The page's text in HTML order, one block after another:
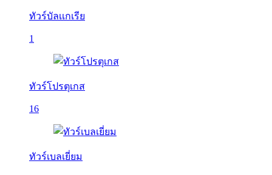
ทัวร์บัลเเกเรีย
1
ทัวร์โปรตุเกส
16
ทัวร์เบลเยี่ยม